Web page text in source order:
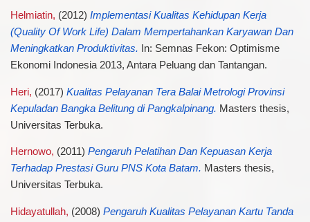
Helmiatin, (2012) Implementasi Kualitas Kehidupan Kerja
(Quality Of Work Life) Dalam Mempertahankan Karyawan Dan
Meningkatkan Produktivitas. In: Semnas Fekon: Optimisme
Ekonomi Indonesia 2013, Antara Peluang dan Tantangan.
Heri, (2017) Kualitas Pelayanan Tera Balai Metrologi Provinsi
Kepuladan Bangka Belitung di Pangkalpinang. Masters thesis,
Universitas Terbuka.
Hernowo, (2011) Pengaruh Pelatihan Dan Kepuasan Kerja
Terhadap Prestasi Guru PNS Kota Batam. Masters thesis,
Universitas Terbuka.
Hidayatullah, (2008) Pengaruh Kualitas Pelayanan Kartu Tanda